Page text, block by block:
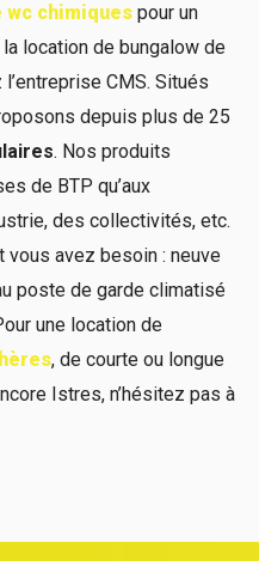
wc chimiques pour un
location de bungalow de
CMS. Situés
depuis plus de 25
. Nos produits
de BTP qu’aux
des collectivités, etc.
vous avez besoin : neuve
poste de garde climatisé
une location de
, de courte ou longue
Istres, n’hésitez pas à